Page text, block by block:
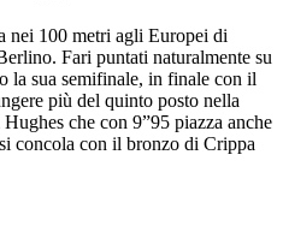
nei 100 metri agli Europei di
Fari puntati naturalmente su
la sua semifinale, in finale con il
più del quinto posto nella
che con 9”95 piazza anche
concola con il bronzo di Crippa